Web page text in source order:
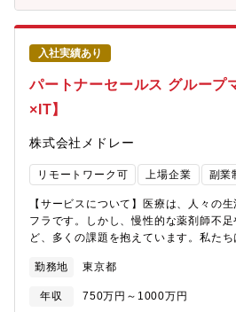
主要エリアにはそのエリア専任の渉外
の募集では関西エリアのメンバーを募
とのコミュニケーションに加え、より多
らうためのタクシー供給最適化施策や、
などを本社と連携しながら企画・実行
的な業務内容】・タクシー事業者との
サービス、ハードウェア等の提案営業・
成や提案のための資料作り・メンバーマ
型施設とのアプリを活用した新しい移動
務・交通結節点における「アプリ乗り
当」ではありません。タクシー事業者
化・課題に深く入り込み、共に交通のあ
のが私たちの役割です。・一社ごとに異
は数ヶ月～年単位で関係を築き、信頼
く“共創パートナー”として向き合う。
入社実績あり
パートナーセールス グループ
×IT】
株式会社メドレー
リモートワーク可 上場企業 副業
【サービスについて】医療は、人々の
フラです。しかし、慢性的な薬剤師不
ど、多くの課題を抱えています。私た
電子薬歴システム「MEDIXS（メディク
の課題解決に挑んでいます。「MEDIXS
使いやすいUI/UXで国約3,000店舗に導
勤務地 東京都
年収 750万円～1000万円